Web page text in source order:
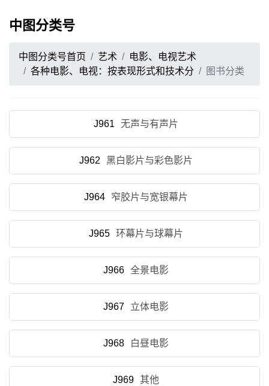
中图分类号
中图分类号首页 艺术
电影、电视艺术
各种电影、电视：按表现形式和技术分
图书分类
J961 无声与有声片
J962 黑白影片与彩色影片
J964 窄胶片与宽银幕片
J965 环幕片与球幕片
J966 全景电影
J967 立体电影
J968 白昼电影
J969 其他